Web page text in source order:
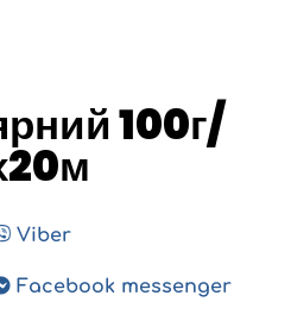
100г/
Viber
Facebook messenger